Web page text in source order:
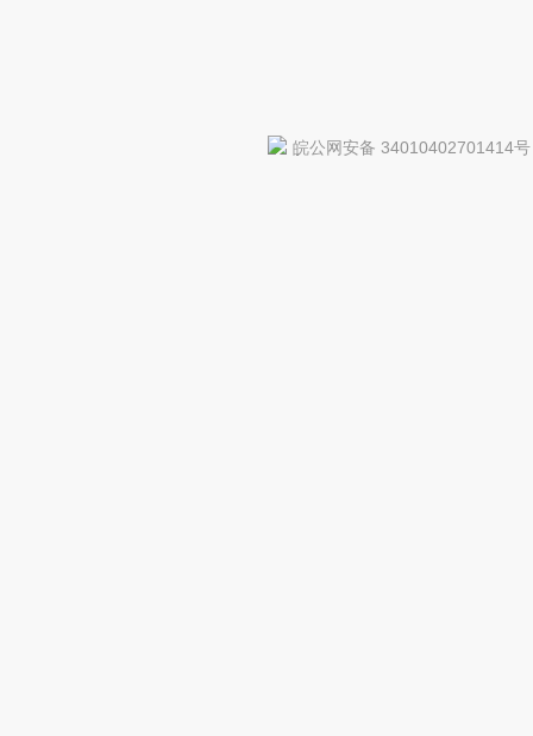
皖公网安备 34010402701414号